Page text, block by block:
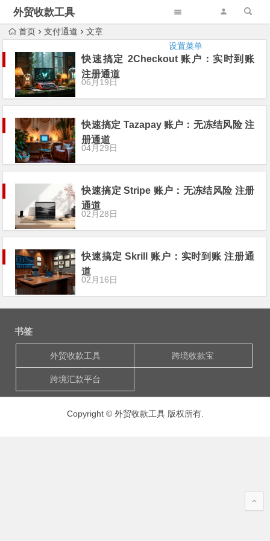
外贸收款工具
设置菜单
首页 支付通道 文章
快速搞定 2Checkout 账户：实时到账
注册通道
06月19日
快速搞定 Tazapay 账户：无冻结风险 注
册通道
04月29日
快速搞定 Stripe 账户：无冻结风险 注册
通道
02月28日
快速搞定 Skrill 账户：实时到账 注册通
道
02月16日
书签
外贸收款工具 跨境收款宝
跨境汇款平台
Copyright © 外贸收款工具 版权所有.